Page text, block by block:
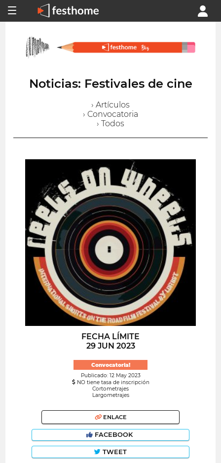
Noticias: Festivales de cine
› Artículos
› Convocatoria
› Todos
FECHA LÍMITE
29 JUN 2023
Convocatoria!
Publicado: 12 May 2023
NO tiene tasa de inscripción
Cortometrajes
Largometrajes
ENLACE
FACEBOOK
TWEET